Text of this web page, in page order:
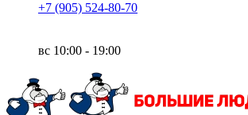
+7 (905) 524-80-70
вс 10:00 - 19:00